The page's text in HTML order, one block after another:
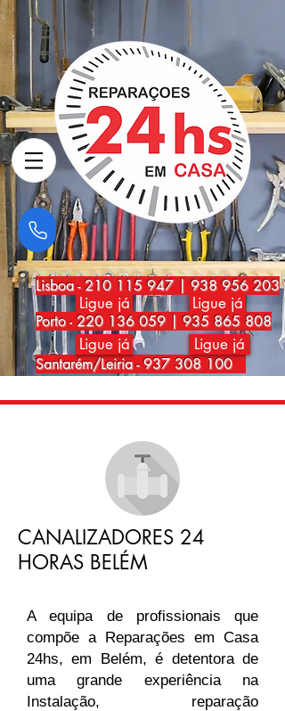
Ligue já Ligue já
Lisboa-210 115 947|938 956 203
Porto- 220 136 059 |935 865 808
Santarém/Leiria -937 308 100
Ligue já Ligue já
CANALIZADORES 24
HORAS BELÉM
A equipa de profissionais que
compõe a Reparações em Casa
24hs, em Belém, é detentora de
uma grande experiência na
Instalação, reparação